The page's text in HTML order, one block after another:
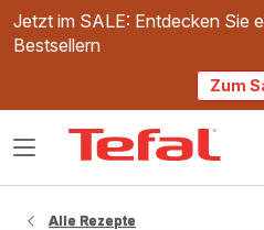
Jetzt im SALE: Entdecken Sie
Bestsellern
Zum
Das
Alle Rezepte